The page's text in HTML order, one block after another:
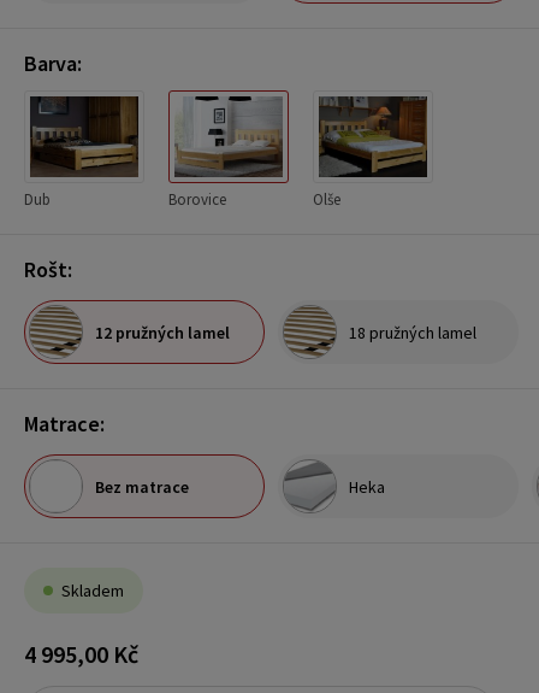
Barva:
Dub Borovice Olše
Rošt:
12 pružných lamel 18 pružných lamel
Matrace:
Bez matrace Heka
Skladem
4 995,00 Kč